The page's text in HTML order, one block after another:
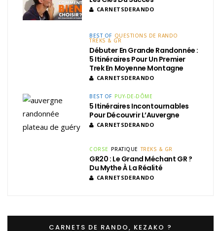
CARNETSDERANDO
BEST OF QUESTIONS DE RANDO
TREKS & GR
Débuter En Grande Randonnée :
5 Itinéraires Pour Un Premier
Trek En Moyenne Montagne
CARNETSDERANDO
BEST OF PUY-DE-DÔME
5 Itinéraires Incontournables
Pour Découvrir L’Auvergne
CARNETSDERANDO
CORSE PRATIQUE TREKS & GR
GR20 : Le Grand Méchant GR ?
Du Mythe À La Réalité
CARNETSDERANDO
CARNETS DE RANDO, KEZAKO ?